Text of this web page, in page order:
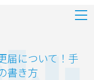
届について！手
書き方